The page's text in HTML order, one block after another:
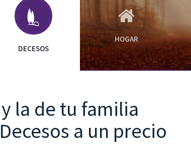
DECESOS
HOGAR
la de tu familia
a un precio